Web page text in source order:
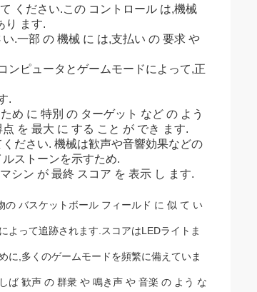
ください.この コントロール は,機械
り ます.
.一部 の 機械 に は,支払い の 要求 や
ンピュータとゲームモードによって,正
.
め に 特別 の ターゲット など の よう
を 最大 に する こと が でき ます.
ださい. 機械は歓声や音響効果などの
ストーンを示すため.
シン が 最終 スコア を 表示 し ます.
バスケットボール フィールド に 似 て い
よって追跡されます.スコアはLEDライトま
に,多くのゲームモードを頻繁に備えていま
ば 歓声 の 群衆 や 鳴き声 や 音楽 の よう な